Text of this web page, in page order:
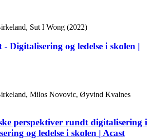
Sut I Wong (2022)
Digitalisering og ledelse i skolen |
Milos Novovic, Øyvind Kvalnes
perspektiver rundt digitalisering i
og ledelse i skolen | Acast